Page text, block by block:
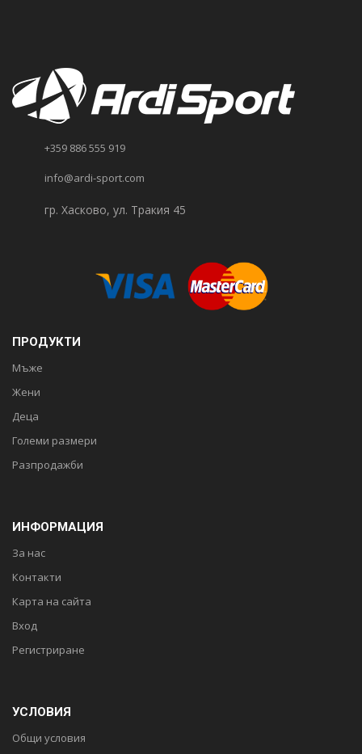
+359 886 555 919
info@ardi-sport.com
гр. Хасково, ул. Тракия 45
ПРОДУКТИ
Мъже
Жени
Деца
Големи размери
Разпродажби
ИНФОРМАЦИЯ
За нас
Контакти
Карта на сайта
Вход
Регистриране
УСЛОВИЯ
Общи условия